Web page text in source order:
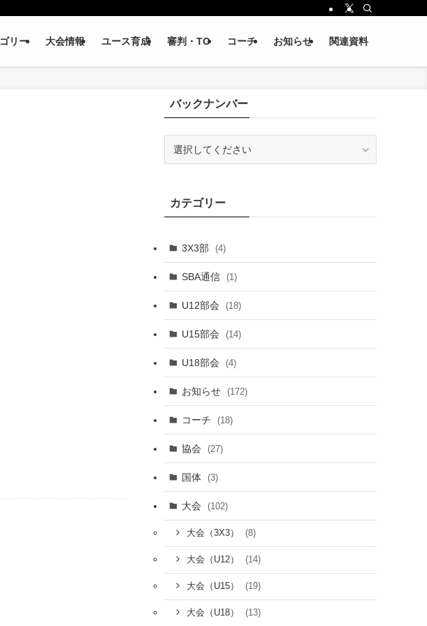
リー 大会情報 ユース育成 審判・TO コーチ お知らせ 関連資料
バックナンバー
カテゴリー
3X3部 (4)
SBA通信 (1)
U12部会 (18)
U15部会 (14)
U18部会 (4)
お知らせ (172)
コーチ (18)
協会 (27)
国体 (3)
大会 (102)
大会（3X3） (8)
大会（U12） (14)
大会（U15） (19)
大会（U18） (13)